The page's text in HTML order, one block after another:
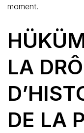
moment.
LA
DE LA